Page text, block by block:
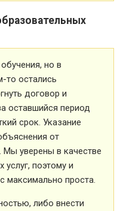
но в
то остались
договор и
оставшийся период
срок. Указание
от
Мы уверены в качестве
поэтому и
максимально проста.
либо внести